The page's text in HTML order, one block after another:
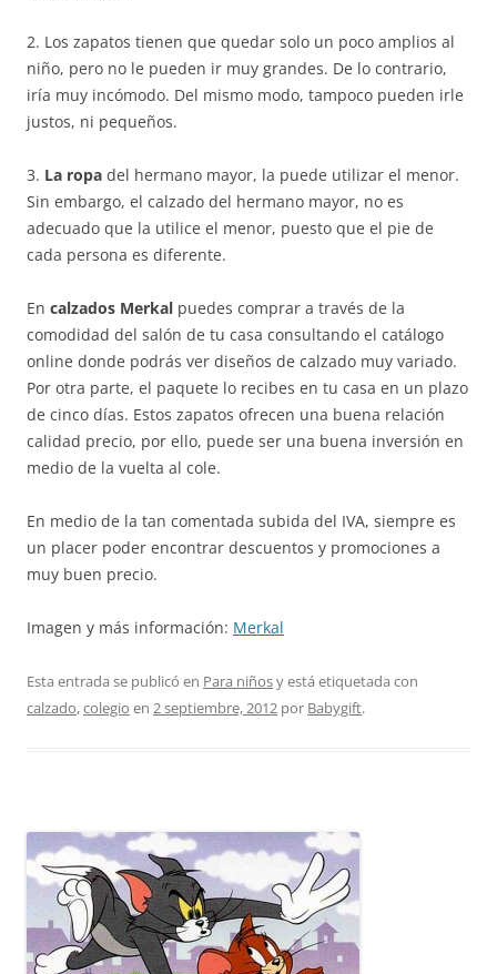
2. Los zapatos tienen que quedar solo un poco amplios al
niño, pero no le pueden ir muy grandes. De lo contrario,
iría muy incómodo. Del mismo modo, tampoco pueden irle
justos, ni pequeños.
3. La ropa del hermano mayor, la puede utilizar el menor.
Sin embargo, el calzado del hermano mayor, no es
adecuado que la utilice el menor, puesto que el pie de
cada persona es diferente.
En calzados Merkal puedes comprar a través de la
comodidad del salón de tu casa consultando el catálogo
online donde podrás ver diseños de calzado muy variado.
Por otra parte, el paquete lo recibes en tu casa en un plazo
de cinco días. Estos zapatos ofrecen una buena relación
calidad precio, por ello, puede ser una buena inversión en
medio de la vuelta al cole.
En medio de la tan comentada subida del IVA, siempre es
un placer poder encontrar descuentos y promociones a
muy buen precio.
Imagen y más información: Merkal
Esta entrada se publicó en Para niñosy está etiquetada con
calzado,colegio en 2 septiembre, 2012 por Babygift.